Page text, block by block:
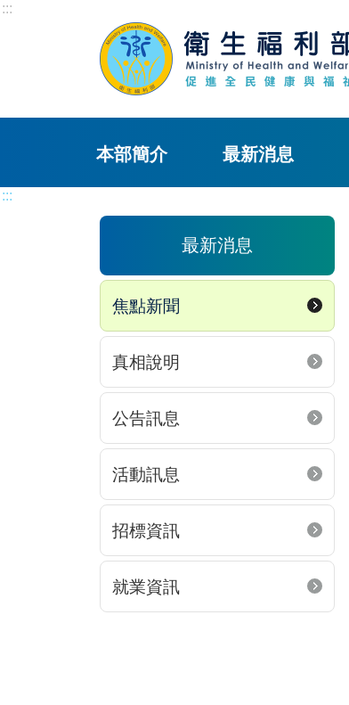
:::
本部簡介 最新消息
:::
最新消息
焦點新聞
真相說明
公告訊息
活動訊息
招標資訊
就業資訊